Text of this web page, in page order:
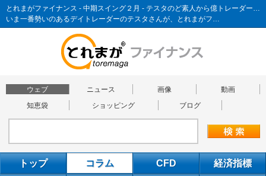
とれまがファイナンス - 中期スイング２月 - テスタのど素人から億トレーダーまでの軌跡
いま一番勢いのあるデイトレーダーのテスタさんが、とれまがフ…
ウェブ ニュース 画像
動画
知恵袋
ショッピング ブログ
トップ コラム CFD 経済指標